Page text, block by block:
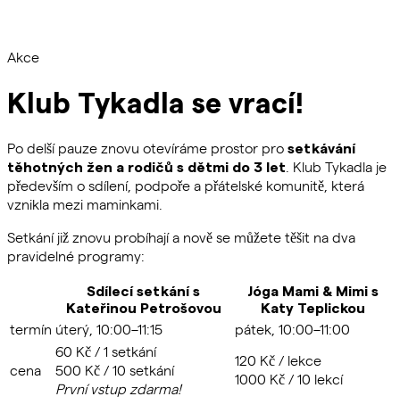
Akce
Klub Tykadla se vrací!
Po delší pauze znovu otevíráme prostor pro setkávání
těhotných žen a rodičů s dětmi do 3 let . Klub Tykadla je
především o sdílení, podpoře a přátelské komunitě, která
vznikla mezi maminkami.
Setkání již znovu probíhají a nově se můžete těšit na dva
pravidelné programy:
Sdílecí setkání s
Kateřinou Petrošovou
Jóga Mami & Mimi s
Katy Teplickou
termín úterý, 10:00–11:15 pátek, 10:00–11:00
cena
60 Kč / 1 setkání
500 Kč / 10 setkání
První vstup zdarma!
120 Kč / lekce
1000 Kč / 10 lekcí